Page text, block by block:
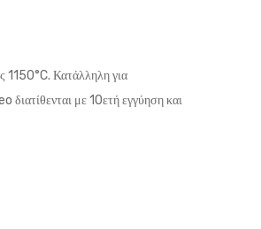
1150°C. Κατάλληλη για
διατίθενται με 10ετή εγγύηση και